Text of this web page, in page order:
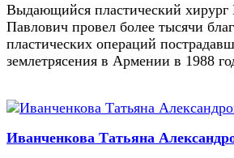
Выдающийся пластический хирург
Павлович провел более тысячи
пластических операций
землетрясения в Армении в 1988
Иванченкова Татьяна